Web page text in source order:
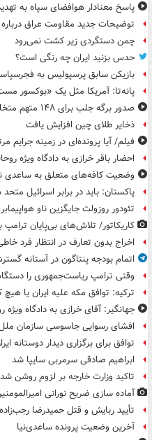
پاسخ معنادار هوافضای سپاه به
توضیحات جدید مقاومت عراق
چمن دستگردی زیر کشت نمی‌رود
حدس بزنید ایران چه رنگی است؟
بازیکن سابق پرسپولیس به
پانه‌تا: آمریکا مثل یک «بوکسور
صدور برگه جلب برای ۱۴۸ متهم متخلف ارزی
ذخایر طلای چین افزایش یافت
فیلم/ آیا پرونده‌ای در زمینه
احضار باقر خرازی به دادگاه ویژه
وضعیت کافه‌های متعلق به ساعدی
پاکستان: باید در برابر اسرائیل
تئودور روزولت جایگزین ناو
کاریکاتور/ تلاش‌های بی‌پایان ترامپ
اخراج بدون تعارف در انتظار فرد
اتمام بودجه پنتاگون در آستانه
وقتی ترامپ ریاست‌جمهوری را
ترکیه: توافق مکه علیه ایران یا
جهانگیر: آقای خرازی به دادگاه
افشای رسوایی جاسوسی سازمان
توافق برای برگزاری دیدار دوستانه
ابراهیم صادقی سرمربی سایپا شد
تاکید وزارت خارجه بر لزوم روشن
آماده سازی ضریح نورانی
تأیید ربایش و قتل حمیدرضا رجب‌زاده
آخرین وضعیت پرونده ساعدی‌نیا